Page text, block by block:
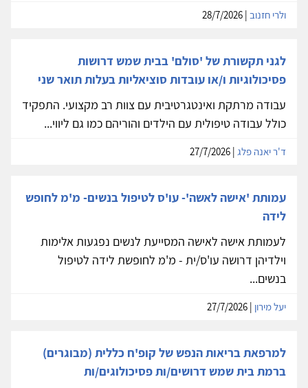
ולרי חזנוב
לגני תקשורת של 'סולם' בבית שמש דרושות
פסיכולוגיות ו/או עובדות סוציאליות בעלות תואר שני
עבודה מרתקת ואינטגרטיבית עם צוות רב מקצועי. התפקיד
כולל עבודה טיפולית עם הילדים והוריהם כמו גם ליווי...
ד'ר יאנה פלג
עמותת 'אישה לאשה'- עו'ס לטיפול בנשים- מ'מ לחופש
לידה
לעמותת אישה לאישה המסייעת לנשים נפגעות אלימות
וילדיהן דרושה עו'ס/ית - מ'מ לחופשת לידה לטיפול
בנשים...
יעל מירון
למרפאת בריאות הנפש של קופ'ח כללית (מבוגרים)
ברמת בית שמש דרושים/ות פסיכולוגים/ות